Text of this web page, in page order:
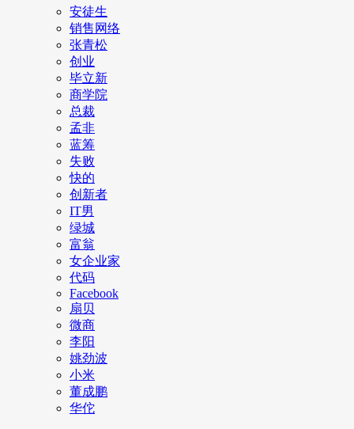
安徒生
销售网络
张青松
创业
毕立新
商学院
总裁
孟非
蓝筹
失败
快的
创新者
IT男
绿城
富翁
女企业家
代码
Facebook
扇贝
微商
李阳
姚劲波
小米
董成鹏
华佗